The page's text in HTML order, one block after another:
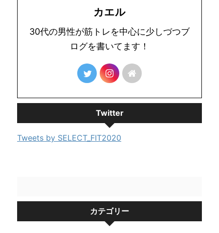
カエル
30代の男性が筋トレを中心に少しづつブ
ログを書いてます！
Twitter
Tweets by SELECT_FIT2020
カテゴリー